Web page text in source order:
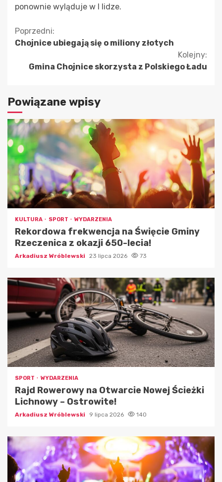
ponownie wyląduje w I lidze.
Kontynuuj
czytanie
Poprzedni:
Chojnice ubiegają się o miliony złotych
Kolejny:
Gmina Chojnice skorzysta z Polskiego Ładu
Powiązane wpisy
KULTURA SPORT WYDARZENIA
Rekordowa frekwencja na Święcie Gminy
Rzeczenica z okazji 650-lecia!
Arkadiusz Wróblewski 23 lipca 2026 73
SPORT WYDARZENIA
Rajd Rowerowy na Otwarcie Nowej Ścieżki
Lichnowy – Ostrowite!
Arkadiusz Wróblewski 9 lipca 2026 140